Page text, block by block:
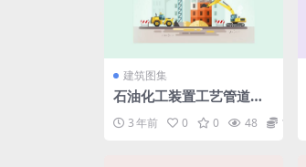
建筑图集
石油化工装置工艺管道安
算(第五版).rar
3 年前 0 0 48 1.98